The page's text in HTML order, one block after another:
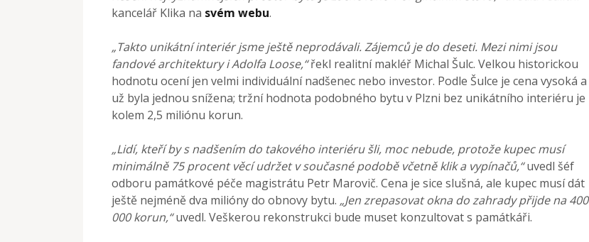
kancelář Klika na svém webu.
„Takto unikátní interiér jsme ještě neprodávali. Zájemců je do deseti. Mezi nimi jsou
fandové architektury i Adolfa Loose,“řekl realitní makléř Michal Šulc. Velkou historickou
hodnotu ocení jen velmi individuální nadšenec nebo investor. Podle Šulce je cena vysoká a
už byla jednou snížena; tržní hodnota podobného bytu v Plzni bez unikátního interiéru je
kolem 2,5 miliónu korun.
„Lidí, kteří by s nadšením do takového interiéru šli, moc nebude, protože kupec musí
minimálně 75 procent věcí udržet v současné podobě včetně klik a vypínačů,“uvedl šéf
odboru památkové péče magistrátu Petr Marovič. Cena je sice slušná, ale kupec musí dát
ještě nejméně dva milióny do obnovy bytu. „Jen zrepasovat okna do zahrady přijde na 400
000 korun,“uvedl. Veškerou rekonstrukci bude muset konzultovat s památkáři.